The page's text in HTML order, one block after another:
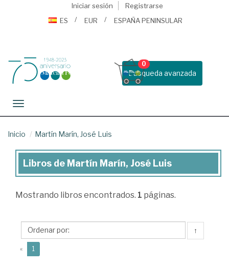
Iniciar sesión
Registrarse
ES
EUR ESPAÑA PENINSULAR
Busqueda avanzada
0
Toggle navigation
Inicio Martín Marín, José Luis
Libros
Martín
José
Luis
Libros de Martín Marín, José Luis
Mostrando libros encontrados. 1 páginas.
↑
« 1